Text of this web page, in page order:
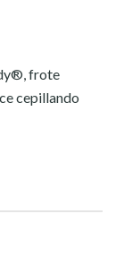
frote
cepillando